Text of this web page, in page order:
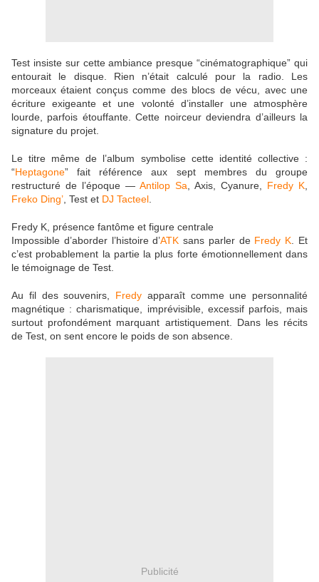
Test insiste sur cette ambiance presque “cinématographique” qui
entourait le disque. Rien n’était calculé pour la radio. Les
morceaux étaient conçus comme des blocs de vécu, avec une
écriture exigeante et une volonté d’installer une atmosphère
lourde, parfois étouffante. Cette noirceur deviendra d’ailleurs la
signature du projet.
Le titre même de l’album symbolise cette identité collective :
“Heptagone” fait référence aux sept membres du groupe
restructuré de l’époque — Antilop Sa , Axis, Cyanure, Fredy K
Freko Ding’ , Test et DJ Tacteel
Fredy K, présence fantôme et figure centrale
Impossible d’aborder l’histoire d’ATK sans parler de Fredy K . Et
c’est probablement la partie la plus forte émotionnellement dans
le témoignage de Test.
Au fil des souvenirs, Fredy apparaît comme une personnalité
magnétique : charismatique, imprévisible, excessif parfois, mais
surtout profondément marquant artistiquement. Dans les récits
de Test, on sent encore le poids de son absence.
Publicité